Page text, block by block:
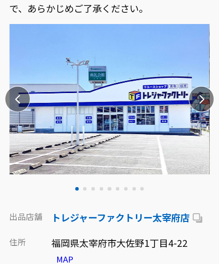
で、あらかじめご了承ください。
出品店舗 トレジャーファクトリー太宰府店
住所 福岡県太宰府市大佐野1丁目4-22
MAP